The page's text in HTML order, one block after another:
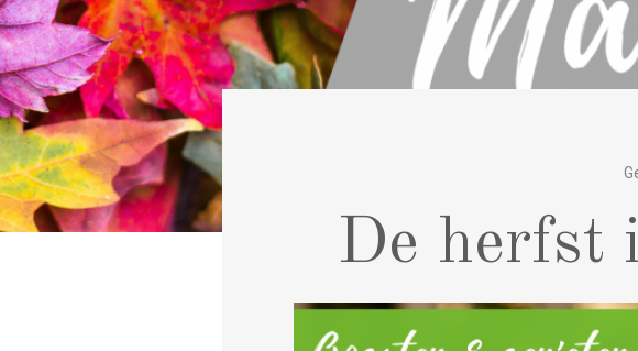
De herfst